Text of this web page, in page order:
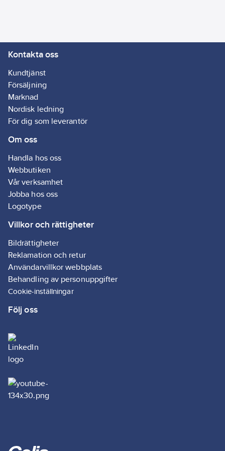
Kontakta oss
Kundtjänst
Försäljning
Marknad
Nordisk ledning
För dig som leverantör
Om oss
Handla hos oss
Webbutiken
Vår verksamhet
Jobba hos oss
Logotype
Villkor och rättigheter
Bildrättigheter
Reklamation och retur
Användarvillkor webbplats
Behandling av personuppgifter
Cookie-inställningar
Följ oss